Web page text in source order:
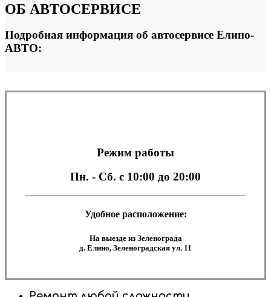
ОБ АВТОСЕРВИСЕ
Подробная информация об автосервисе Елино-
АВТО:
Режим работы
Пн. - Сб. с 10:00 до 20:00
Удобное расположение:
На выезде из Зеленограда
д. Елино, Зеленоградская ул. 11